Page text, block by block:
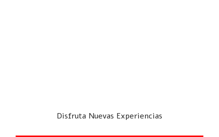
Disfruta Nuevas Experiencias